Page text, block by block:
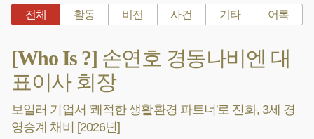
전체 활동 비전 사건 기타 어록
[Who Is ?] 손연호 경동나비엔 대
표이사 회장
보일러 기업서 '쾌적한 생활환경 파트너'로 진화, 3세 경
영승계 채비 [2026년]